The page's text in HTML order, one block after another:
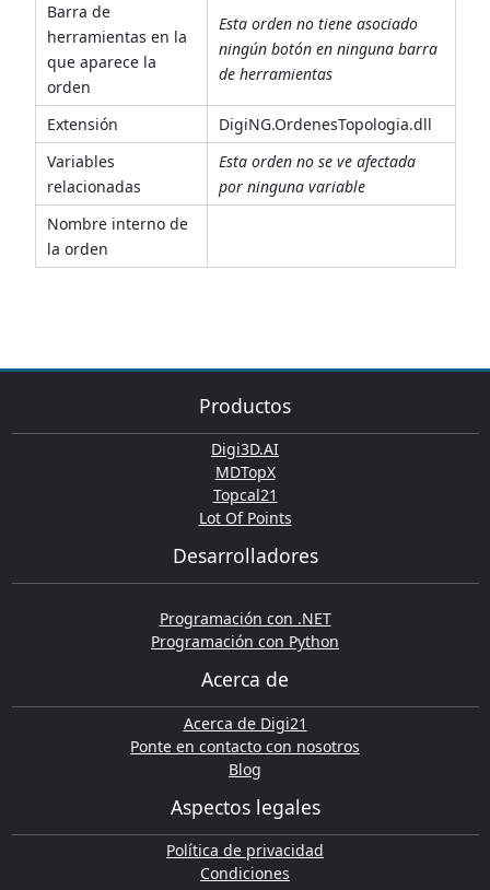
Barra de
herramientas en la
que aparece la
orden
Esta orden no tiene asociado
ningún botón en ninguna barra
de herramientas
Extensión
DigiNG.OrdenesTopologia.dll
Variables
relacionadas
Esta orden no se ve afectada
por ninguna variable
Nombre interno de
la orden
Productos
Digi3D.AI
MDTopX
Topcal21
Lot Of Points
Desarrolladores
Programación con .NET
Programación con Python
Acerca de
Acerca de Digi21
Ponte en contacto con nosotros
Blog
Aspectos legales
Política de privacidad
Condiciones